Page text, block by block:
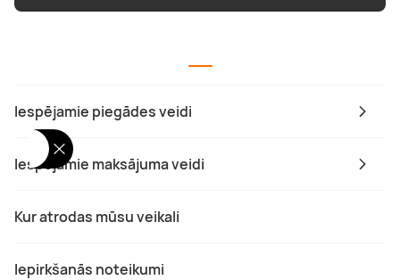
Iespējamie piegādes veidi
Iespējamie maksājuma veidi
Kur atrodas mūsu veikali
Iepirkšanās noteikumi